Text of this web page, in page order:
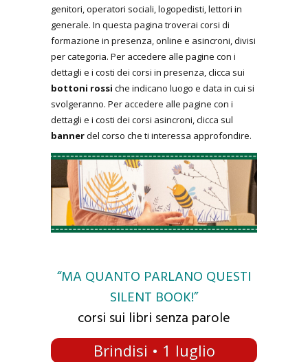
genitori, operatori sociali, logopedisti, lettori in
generale. In questa pagina troverai corsi di
formazione in presenza, online e asincroni, divisi
per categoria. Per accedere alle pagine con i
dettagli e i costi dei corsi in presenza, clicca sui
bottoni rossi che indicano luogo e data in cui si
svolgeranno. Per accedere alle pagine con i
dettagli e i costi dei corsi asincroni, clicca sul
bannerdel corso che ti interessa approfondire.
“MA QUANTO PARLANO QUESTI
SILENT BOOK!”
corsi sui libri senza parole
Brindisi • 1 luglio